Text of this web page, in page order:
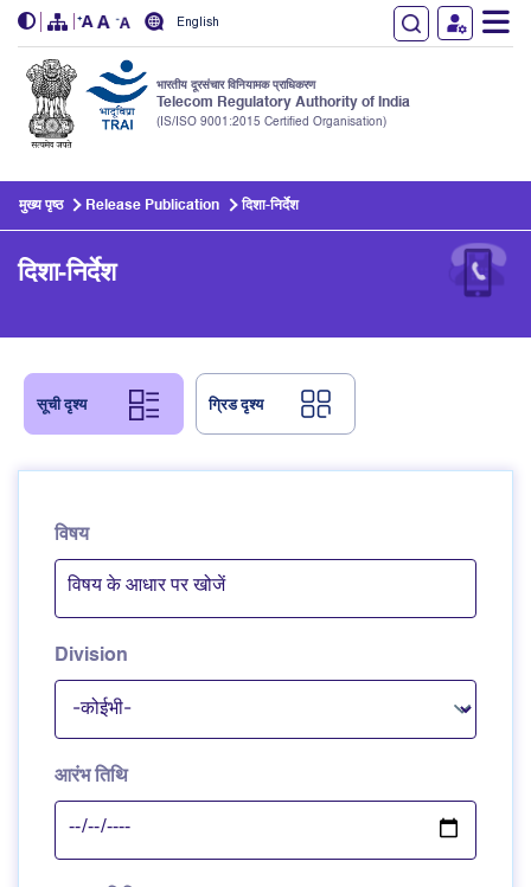
English
भारतीय दूरसंचार विनियामक प्राधिकरण
Telecom Regulatory Authority of India
(IS/ISO 9001:2015 Certified Organisation)
मुख्य पृष्ठ Release Publication दिशा-निर्देश
दिशा-निर्देश
सूची दृश्य ग्रिड दृश्य
विषय
Division
आरंभ तिथि